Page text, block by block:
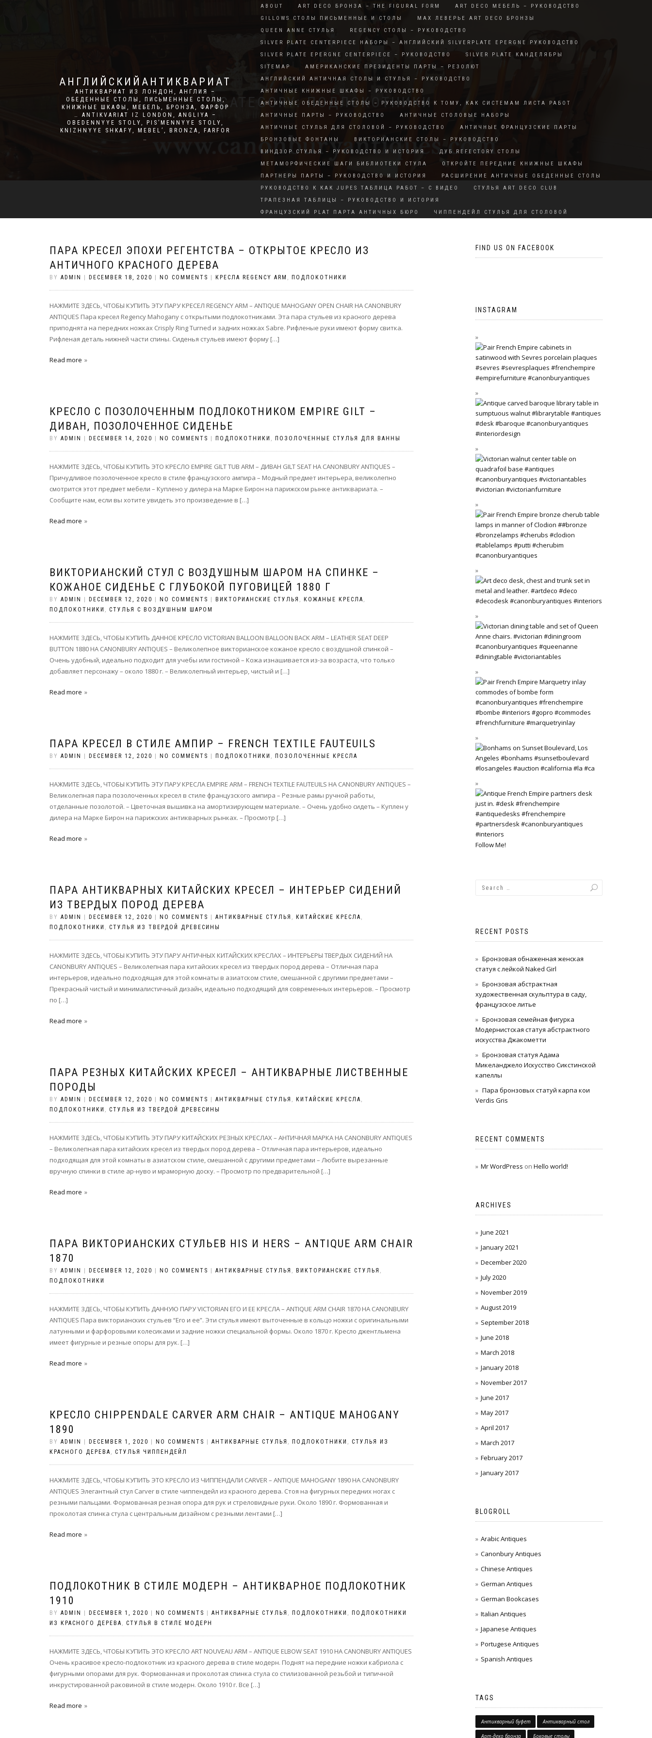
АНГЛИЙСКИЙАНТИКВАРИАТ
АНТИКВАРИАТ ИЗ ЛОНДОН, АНГЛИЯ –
ОБЕДЕННЫЕ СТОЛЫ, ПИСЬМЕННЫЕ СТОЛЫ,
КНИЖНЫЕ ШКАФЫ, МЕБЕЛЬ, БРОНЗА, ФАРФОР
… ANTIKVARIAT IZ LONDON, ANGLIYA –
OBEDENNYYE STOLY, PIS’MENNYYE STOLY,
KNIZHNYYE SHKAFY, MEBEL’, BRONZA, FARFOR
…
ABOUT ART DECO БРОНЗА – THE FIGURAL FORM
ART DECO МЕБЕЛЬ – РУКОВОДСТВО
GILLOWS СТОЛЫ ПИСЬМЕННЫЕ И СТОЛЫ
MAX ЛЕВЕРЬЕ ART DECO БРОНЗЫ
QUEEN ANNE СТУЛЬЯ
REGENCY СТОЛЫ – РУКОВОДСТВО
SILVER PLATE CENTERPIECE НАБОРЫ – АНГЛИЙСКИЙ SILVERPLATE EPERGNE РУКОВОДСТВО
SILVER PLATE EPERGNE CENTERPIECE – РУКОВОДСТВО
SILVER PLATE КАНДЕЛЯБРЫ
SITEMAP
АМЕРИКАНСКИЕ ПРЕЗИДЕНТЫ ПАРТЫ – РЕЗОЛЮТ
АНГЛИЙСКИЙ АНТИЧНАЯ СТОЛЫ И СТУЛЬЯ – РУКОВОДСТВО
АНТИЧНЫЕ КНИЖНЫЕ ШКАФЫ – РУКОВОДСТВО
АНТИЧНЫЕ ОБЕДЕННЫЕ СТОЛЫ – РУКОВОДСТВО К ТОМУ, КАК СИСТЕМАМ ЛИСТА РАБОТ
АНТИЧНЫЕ ПАРТЫ – РУКОВОДСТВО
АНТИЧНЫЕ СТОЛОВЫЕ НАБОРЫ
АНТИЧНЫЕ СТУЛЬЯ ДЛЯ СТОЛОВОЙ – РУКОВОДСТВО
АНТИЧНЫЕ ФРАНЦУЗСКИЕ ПАРТЫ
БРОНЗОВЫЕ ФОНТАНЫ
ВИКТОРИАНСКИЕ СТОЛЫ – РУКОВОДСТВО
ВИНДЗОР СТУЛЬЯ – РУКОВОДСТВО И ИСТОРИЯ
ДУБ REFECTORY СТОЛЫ
МЕТАМОРФИЧЕСКИЕ ШАГИ БИБЛИОТЕКИ СТУЛА
ОТКРОЙТЕ ПЕРЕДНИЕ КНИЖНЫЕ ШКАФЫ
ПАРТНЕРЫ ПАРТЫ – РУКОВОДСТВО И ИСТОРИЯ
РАСШИРЕНИЕ АНТИЧНЫЕ ОБЕДЕННЫЕ СТОЛЫ
РУКОВОДСТВО К КАК JUPES ТАБЛИЦА РАБОТ – С ВИДЕО
СТУЛЬЯ ART DECO CLUB
ТРАПЕЗНАЯ ТАБЛИЦЫ – РУКОВОДСТВО И ИСТОРИЯ
ФРАНЦУЗСКИЙ PLAT ПАРТА АНТИЧНЫХ БЮРО
ЧИППЕНДЕЙЛ СТУЛЬЯ ДЛЯ СТОЛОВОЙ
CATEGORY: ПОДЛОКОТНИКИ
ПАРА КРЕСЕЛ ЭПОХИ РЕГЕНТСТВА – ОТКРЫТОЕ КРЕСЛО ИЗ
АНТИЧНОГО КРАСНОГО ДЕРЕВА
BY ADMIN DECEMBER 18, 2020 NO COMMENTS КРЕСЛА REGENCY ARM , ПОДЛОКОТНИКИ
НАЖМИТЕ ЗДЕСЬ, ЧТОБЫ КУПИТЬ ЭТУ ПАРУ КРЕСЕЛ REGENCY ARM – ANTIQUE MAHOGANY OPEN CHAIR НА CANONBURY
ANTIQUES Пара кресел Regency Mahogany с открытыми подлокотниками. Эта пара стульев из красного дерева
приподнята на передних ножках Crisply Ring Turned и задних ножках Sabre. Рифленые руки имеют форму свитка.
Рифленая деталь нижней части спины. Сиденья стульев имеют форму […]
Read more
КРЕСЛО С ПОЗОЛОЧЕННЫМ ПОДЛОКОТНИКОМ EMPIRE GILT –
ДИВАН, ПОЗОЛОЧЕННОЕ СИДЕНЬЕ
BY ADMIN DECEMBER 14, 2020 NO COMMENTS ПОДЛОКОТНИКИ , ПОЗОЛОЧЕННЫЕ СТУЛЬЯ ДЛЯ ВАННЫ
НАЖМИТЕ ЗДЕСЬ, ЧТОБЫ КУПИТЬ ЭТО КРЕСЛО EMPIRE GILT TUB ARM – ДИВАН GILT SEAT НА CANONBURY ANTIQUES –
Причудливое позолоченное кресло в стиле французского ампира – Модный предмет интерьера, великолепно
смотрится этот предмет мебели – Куплено у дилера на Марке Бирон на парижском рынке антиквариата. –
Сообщите нам, если вы хотите увидеть это произведение в […]
Read more
ВИКТОРИАНСКИЙ СТУЛ С ВОЗДУШНЫМ ШАРОМ НА СПИНКЕ –
КОЖАНОЕ СИДЕНЬЕ С ГЛУБОКОЙ ПУГОВИЦЕЙ 1880 Г
BY ADMIN DECEMBER 12, 2020 NO COMMENTS ВИКТОРИАНСКИЕ СТУЛЬЯ , КОЖАНЫЕ КРЕСЛА ,
ПОДЛОКОТНИКИ , СТУЛЬЯ С ВОЗДУШНЫМ ШАРОМ
НАЖМИТЕ ЗДЕСЬ, ЧТОБЫ КУПИТЬ ДАННОЕ КРЕСЛО VICTORIAN BALLOON BALLOON BACK ARM – LEATHER SEAT DEEP
BUTTON 1880 НА CANONBURY ANTIQUES – Великолепное викторианское кожаное кресло с воздушной спинкой –
Очень удобный, идеально подходит для учебы или гостиной – Кожа изнашивается из-за возраста, что только
добавляет персонажу – около 1880 г. – Великолепный интерьер, чистый и […]
Read more
ПАРА КРЕСЕЛ В СТИЛЕ АМПИР – FRENCH TEXTILE FAUTEUILS
BY ADMIN DECEMBER 12, 2020 NO COMMENTS ПОДЛОКОТНИКИ , ПОЗОЛОЧЕННЫЕ КРЕСЛА
НАЖМИТЕ ЗДЕСЬ, ЧТОБЫ КУПИТЬ ЭТУ ПАРУ КРЕСЛА EMPIRE ARM – FRENCH TEXTILE FAUTEUILS НА CANONBURY ANTIQUES –
Великолепная пара позолоченных кресел в стиле французского ампира – Резные рамы ручной работы,
отделанные позолотой. – Цветочная вышивка на амортизирующем материале. – Очень удобно сидеть – Куплен у
дилера на Марке Бирон на парижских антикварных рынках. – Просмотр […]
Read more
ПАРА АНТИКВАРНЫХ КИТАЙСКИХ КРЕСЕЛ – ИНТЕРЬЕР СИДЕНИЙ
ИЗ ТВЕРДЫХ ПОРОД ДЕРЕВА
BY ADMIN DECEMBER 12, 2020 NO COMMENTS АНТИКВАРНЫЕ СТУЛЬЯ , КИТАЙСКИЕ КРЕСЛА ,
ПОДЛОКОТНИКИ , СТУЛЬЯ ИЗ ТВЕРДОЙ ДРЕВЕСИНЫ
НАЖМИТЕ ЗДЕСЬ, ЧТОБЫ КУПИТЬ ЭТУ ПАРУ АНТИЧНЫХ КИТАЙСКИХ КРЕСЛАХ – ИНТЕРЬЕРЫ ТВЕРДЫХ СИДЕНИЙ НА
CANONBURY ANTIQUES – Великолепная пара китайских кресел из твердых пород дерева – Отличная пара
интерьеров, идеально подходящая для этой комнаты в азиатском стиле, смешанной с другими предметами –
Прекрасный чистый и минималистичный дизайн, идеально подходящий для современных интерьеров. – Просмотр
по […]
Read more
ПАРА РЕЗНЫХ КИТАЙСКИХ КРЕСЕЛ – АНТИКВАРНЫЕ ЛИСТВЕННЫЕ
ПОРОДЫ
BY ADMIN DECEMBER 12, 2020 NO COMMENTS АНТИКВАРНЫЕ СТУЛЬЯ , КИТАЙСКИЕ КРЕСЛА ,
ПОДЛОКОТНИКИ , СТУЛЬЯ ИЗ ТВЕРДОЙ ДРЕВЕСИНЫ
НАЖМИТЕ ЗДЕСЬ, ЧТОБЫ КУПИТЬ ЭТУ ПАРУ КИТАЙСКИХ РЕЗНЫХ КРЕСЛАХ – АНТИЧНАЯ МАРКА НА CANONBURY ANTIQUES
– Великолепная пара китайских кресел из твердых пород дерева – Отличная пара интерьеров, идеально
подходящая для этой комнаты в азиатском стиле, смешанной с другими предметами – Любите вырезанные
вручную спинки в стиле ар-нуво и мраморную доску. – Просмотр по предварительной […]
Read more
ПАРА ВИКТОРИАНСКИХ СТУЛЬЕВ HIS И HERS – ANTIQUE ARM CHAIR
1870
BY ADMIN DECEMBER 12, 2020 NO COMMENTS АНТИКВАРНЫЕ СТУЛЬЯ , ВИКТОРИАНСКИЕ СТУЛЬЯ ,
ПОДЛОКОТНИКИ
НАЖМИТЕ ЗДЕСЬ, ЧТОБЫ КУПИТЬ ДАННУЮ ПАРУ VICTORIAN ЕГО И ЕЕ КРЕСЛА – ANTIQUE ARM CHAIR 1870 НА CANONBURY
ANTIQUES Пара викторианских стульев “Его и ее”. Эти стулья имеют выточенные в кольцо ножки с оригинальными
латунными и фарфоровыми колесиками и задние ножки специальной формы. Около 1870 г. Кресло джентльмена
имеет фигурные и резные опоры для рук. […]
Read more
КРЕСЛО CHIPPENDALE CARVER ARM CHAIR – ANTIQUE MAHOGANY
1890
BY ADMIN DECEMBER 1, 2020 NO COMMENTS АНТИКВАРНЫЕ СТУЛЬЯ , ПОДЛОКОТНИКИ , СТУЛЬЯ ИЗ
КРАСНОГО ДЕРЕВА , СТУЛЬЯ ЧИППЕНДЕЙЛ
НАЖМИТЕ ЗДЕСЬ, ЧТОБЫ КУПИТЬ ЭТО КРЕСЛО ИЗ ЧИППЕНДАЛИ CARVER – ANTIQUE MAHOGANY 1890 НА CANONBURY
ANTIQUES Элегантный стул Carver в стиле чиппендейл из красного дерева. Стоя на фигурных передних ногах с
резными пальцами. Формованная резная опора для рук и стреловидные руки. Около 1890 г. Формованная и
проколотая спинка стула с центральным дизайном с резными лентами […]
Read more
ПОДЛОКОТНИК В СТИЛЕ МОДЕРН – АНТИКВАРНОЕ ПОДЛОКОТНИК
1910
BY ADMIN DECEMBER 1, 2020 NO COMMENTS АНТИКВАРНЫЕ СТУЛЬЯ , ПОДЛОКОТНИКИ ,
ПОДЛОКОТНИКИ
ИЗ КРАСНОГО ДЕРЕВА , СТУЛЬЯ В СТИЛЕ МОДЕРН
НАЖМИТЕ ЗДЕСЬ, ЧТОБЫ КУПИТЬ ЭТО КРЕСЛО ART NOUVEAU ARM – ANTIQUE ELBOW SEAT 1910 НА CANONBURY ANTIQUES
Очень красивое кресло-подлокотник из красного дерева в стиле модерн. Поднят на передние ножки кабриола с
фигурными опорами для рук. Формованная и проколотая спинка стула со стилизованной резьбой и типичной
инкрустированной раковиной в стиле модерн. Около 1910 г. Все […]
Read more
FIND US ON FACEBOOK
INSTAGRAM
Follow Me!
RECENT POSTS
Бронзовая обнаженная женская
статуя с лейкой Naked Girl
Бронзовая абстрактная
художественная скульптура в саду,
французское литье
Бронзовая семейная фигурка
Модернистская статуя абстрактного
искусства Джакометти
Бронзовая статуя Адама
Микеланджело Искусство Сикстинской
капеллы
Пара бронзовых статуй карпа кои
Verdis Gris
RECENT COMMENTS
Mr WordPress on Hello world!
ARCHIVES
June 2021
January 2021
December 2020
July 2020
November 2019
August 2019
September 2018
June 2018
March 2018
January 2018
November 2017
June 2017
May 2017
April 2017
March 2017
February 2017
January 2017
BLOGROLL
Arabic Antiques
Canonbury Antiques
Chinese Antiques
German Antiques
German Bookcases
Italian Antiques
Japanese Antiques
Portugese Antiques
Spanish Antiques
TAGS
Антикварный буфет Антикварный стол
Арт-деко бронза Боковые столы